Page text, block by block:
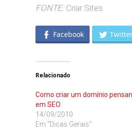
FONTE: Criar Sites
Facebook
Relacionado
Como criar um domínio
em SEO
14/09/2010
Em "Dicas Gerais"